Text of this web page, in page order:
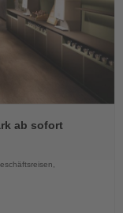
ab sofort